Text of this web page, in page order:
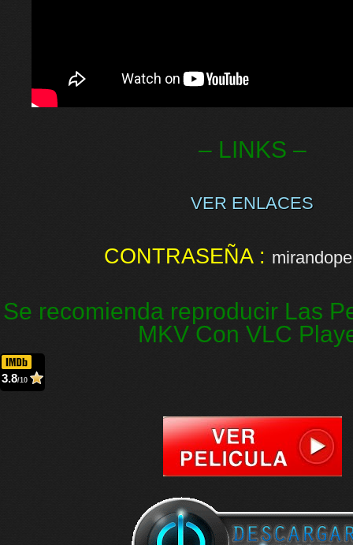
– LINKS –
VER ENLACES
CONTRASEÑA :
Se recomienda reproducir Las
MKV Con VLC
3.8/10